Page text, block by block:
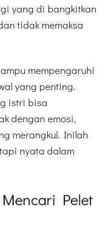
yang di bangkitkan
tidak memaksa
mempengaruhi
yang penting.
istri bisa
dengan emosi,
merangkul. Inilah
nyata dalam
Pelet